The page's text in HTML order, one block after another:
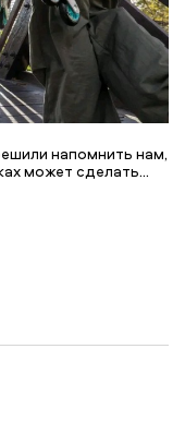
напомнить нам,
может сделать...